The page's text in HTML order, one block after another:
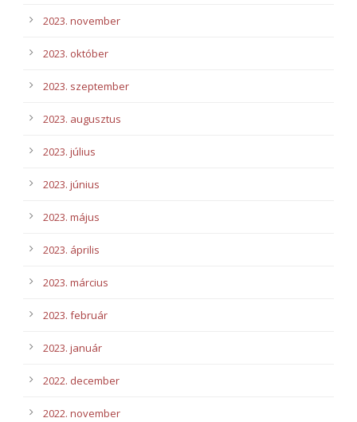
2023. november
2023. október
2023. szeptember
2023. augusztus
2023. július
2023. június
2023. május
2023. április
2023. március
2023. február
2023. január
2022. december
2022. november